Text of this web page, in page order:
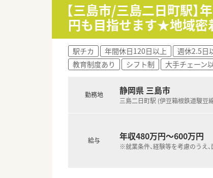
【三島市/三島二日町駅
円も目指せます★地域
駅チカ 年間休日120日以上 週休2.5日
教育制度あり
シフト制 大手チェーン
勤務地 静岡県 三島市
三島二日町駅 (伊豆箱根鉄道駿豆
給与 年収480万円～600万円
※就業条件、経験等を考慮のうえ、